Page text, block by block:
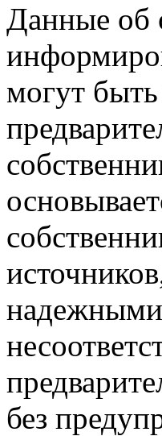
Данные об
могут
без